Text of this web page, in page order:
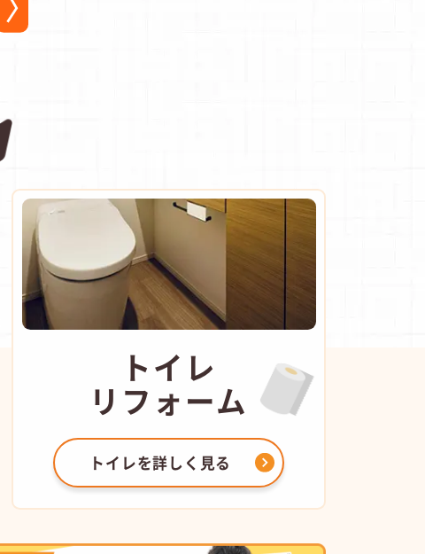
トイレ
リフォーム
トイレを詳しく見る